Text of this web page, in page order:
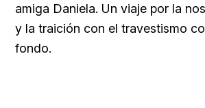
amiga Daniela. Un viaje por la
y la traición con el travestismo
fondo.